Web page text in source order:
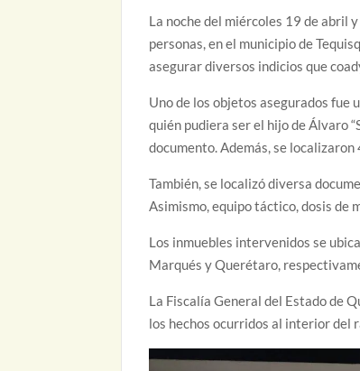
La noche del miércoles 19 de abril
personas, en el municipio de
asegurar diversos indicios que
Uno de los objetos asegurados fue
quién pudiera ser el hijo de Álvaro
documento. Además, se
También, se localizó diversa
Asimismo, equipo táctico, dosis de
Los inmuebles intervenidos se
Marqués y Querétaro,
La Fiscalía General del Estado de
los hechos ocurridos al interior del